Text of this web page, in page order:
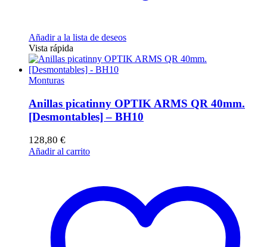
Añadir a la lista de deseos
Vista rápida
Monturas
Anillas picatinny OPTIK ARMS QR 40mm.
[Desmontables] – BH10
128,80 €
Añadir al carrito